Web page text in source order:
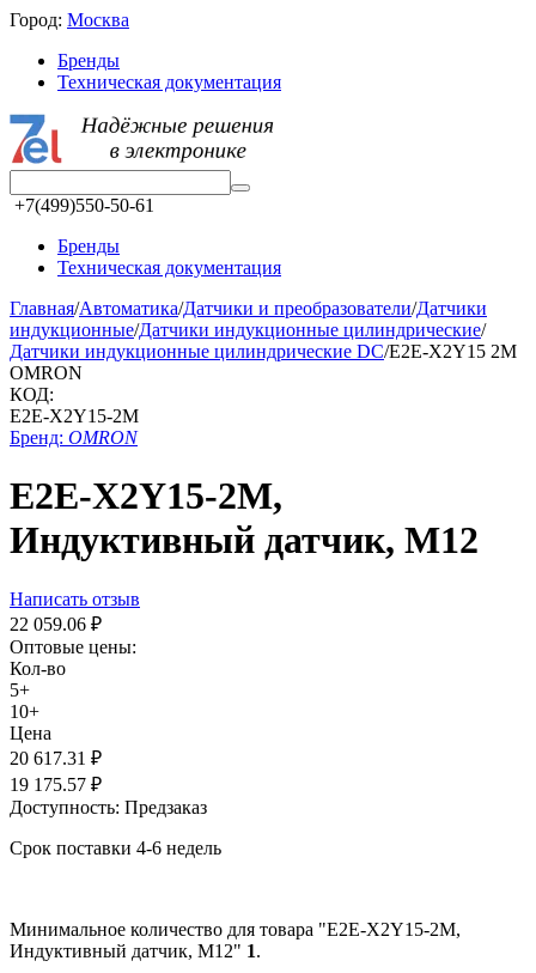
Город: Москва
Бренды
Техническая документация
+7(499)550-50-61
Бренды
Техническая документация
Главная/Автоматика/Датчики и преобразователи/Датчики
индукционные/Датчики индукционные цилиндрические/
Датчики индукционные цилиндрические DC/E2E-X2Y15 2M
OMRON
КОД:
E2E-X2Y15-2M
Бренд: OMRON
E2E-X2Y15-2M,
Индуктивный датчик, М12
Написать отзыв
22 059.06 ₽
Оптовые цены:
Кол-во
5+
10+
Цена
20 617.31 ₽
19 175.57 ₽
Доступность: Предзаказ
Срок поставки 4-6 недель
Минимальное количество для товара "E2E-X2Y15-2M,
Индуктивный датчик, М12" 1.